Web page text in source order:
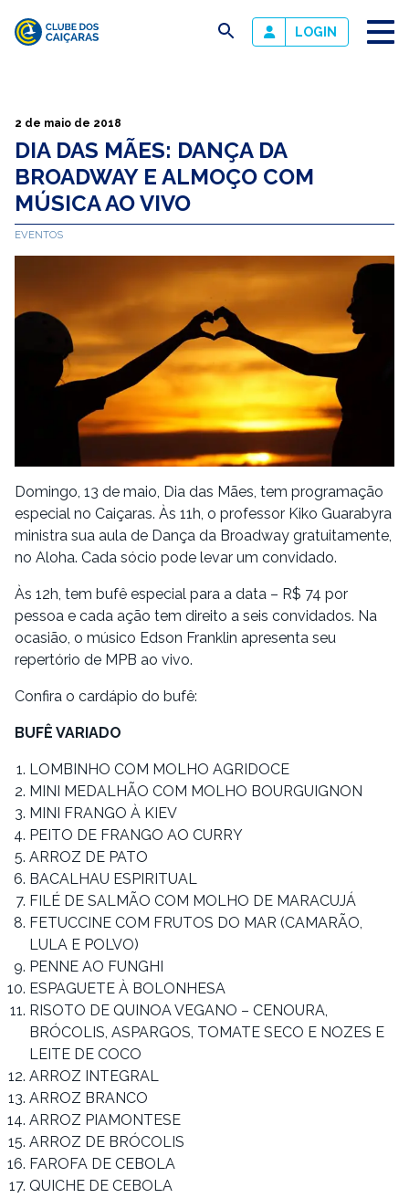
Caiçaras
busca LOGIN
2 de maio de 2018
DIA DAS MÃES: DANÇA DA
BROADWAY E ALMOÇO COM
MÚSICA AO VIVO
EVENTOS
Domingo, 13 de maio, Dia das Mães, tem programação
especial no Caiçaras. Às 11h, o professor Kiko Guarabyra
ministra sua aula de Dança da Broadway gratuitamente,
no Aloha. Cada sócio pode levar um convidado.
Às 12h, tem bufê especial para a data – R$ 74 por
pessoa e cada ação tem direito a seis convidados. Na
ocasião, o músico Edson Franklin apresenta seu
repertório de MPB ao vivo.
Confira o cardápio do bufê:
BUFÊ VARIADO
LOMBINHO COM MOLHO AGRIDOCE
MINI MEDALHÃO COM MOLHO BOURGUIGNON
MINI FRANGO À KIEV
PEITO DE FRANGO AO CURRY
ARROZ DE PATO
BACALHAU ESPIRITUAL
FILÉ DE SALMÃO COM MOLHO DE MARACUJÁ
FETUCCINE COM FRUTOS DO MAR (CAMARÃO,
LULA E POLVO)
PENNE AO FUNGHI
ESPAGUETE À BOLONHESA
RISOTO DE QUINOA VEGANO – CENOURA,
BRÓCOLIS, ASPARGOS, TOMATE SECO E NOZES E
LEITE DE COCO
ARROZ INTEGRAL
ARROZ BRANCO
ARROZ PIAMONTESE
ARROZ DE BRÓCOLIS
FAROFA DE CEBOLA
QUICHE DE CEBOLA